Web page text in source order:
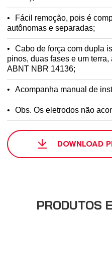
Fácil remoção, pois é
autônomas e separadas;
Cabo de força com dupla
pinos, duas fases e um
ABNT NBR 14136;
Acompanha manual de
Obs. Os eletrodos não
DOWNLOAD
PRODUTOS